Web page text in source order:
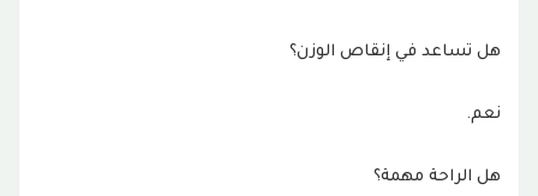
هل تساعد في إنقاص الوزن؟
نعم.
هل الراحة مهمة؟